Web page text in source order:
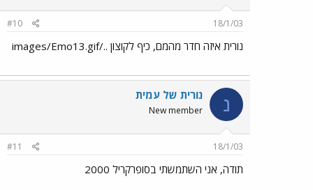
18/1/03
#10
נורית איזה חדר מהמם, כיף לקוצון ../images/Emo13.gif
נ נורית של עמית
New member
18/1/03
#11
תודה, אני השתמשתי בסופרקריל 2000